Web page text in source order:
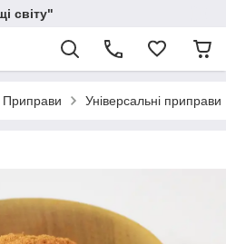
світу"
Приправи Універсальні приправи